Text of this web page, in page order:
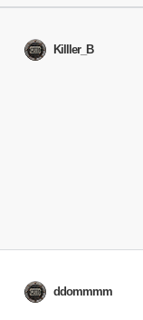
Killler_B
ddommmm